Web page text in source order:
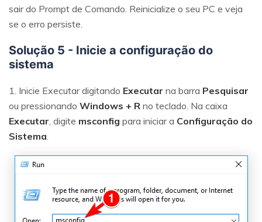
sair do Prompt de Comando. Reinicialize o seu PC e veja
se o erro persiste.
Solução 5 - Inicie a configuração do
sistema
1. Inicie Executar digitando Executar na barra Pesquisar
ou pressionando Windows + R no teclado. Na caixa
Executar , digite msconfig para iniciar a Configuração do
Sistema